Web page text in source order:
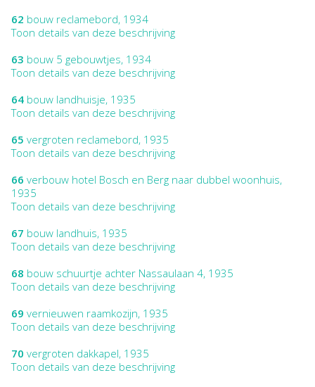
62 bouw reclamebord, 1934
Toon details van deze beschrijving
63 bouw 5 gebouwtjes, 1934
Toon details van deze beschrijving
64 bouw landhuisje, 1935
Toon details van deze beschrijving
65 vergroten reclamebord, 1935
Toon details van deze beschrijving
66 verbouw hotel Bosch en Berg naar dubbel woonhuis,
1935
Toon details van deze beschrijving
67 bouw landhuis, 1935
Toon details van deze beschrijving
68 bouw schuurtje achter Nassaulaan 4, 1935
Toon details van deze beschrijving
69 vernieuwen raamkozijn, 1935
Toon details van deze beschrijving
70 vergroten dakkapel, 1935
Toon details van deze beschrijving